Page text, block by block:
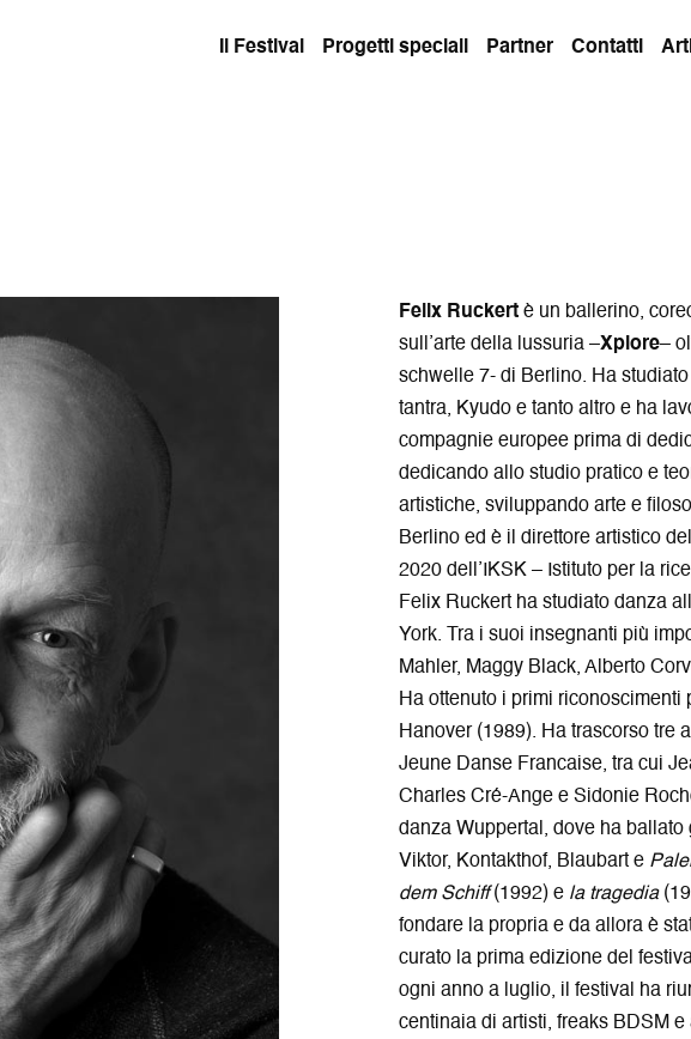
Il Festival Progetti speciali Partner Contatti
Felix Ruckert è un ballerino,
sull’arte della lussuria –Xplore–
schwelle 7- di Berlino. Ha
tantra, Kyudo e tanto altro e ha
compagnie europee prima di
dedicando allo studio pratico e
artistiche, sviluppando arte e
Berlino ed è il direttore artistico
2020 dell’IKSK – Istituto per la
Felix Ruckert ha studiato danza
York. Tra i suoi insegnanti più
Mahler, Maggy Black, Alberto
Ha ottenuto i primi
Hanover (1989). Ha trascorso tre
Jeune Danse Francaise, tra cui
Charles Cré-Ange e Sidonie
danza Wuppertal, dove ha ballato
Viktor, Kontakthof, Blaubart e
dem Schiff(1992) e la tragedia
fondare la propria e da allora è
curato la prima edizione del
ogni anno a luglio, il festival ha
centinaia di artisti, freaks BDSM